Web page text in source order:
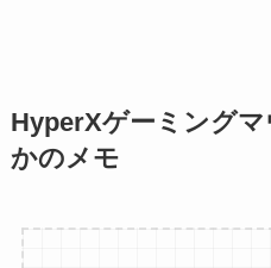
HyperXゲーミング
かのメモ